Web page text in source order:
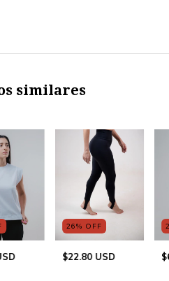
similares
26% OFF
$22.80 USD